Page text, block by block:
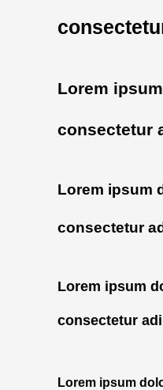
Lorem
consectetur
Lorem ipsum
consectetur
Lorem ipsum
consectetur
Lorem ipsum